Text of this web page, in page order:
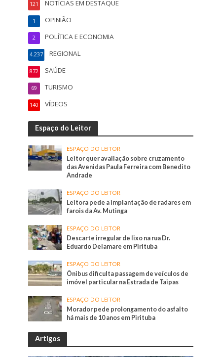
NOTÍCIAS EM DESTAQUE
121
OPINIÃO
1
POLÍTICA E ECONOMIA
2
REGIONAL
4.237
SAÚDE
872
TURISMO
69
VÍDEOS
140
Espaço do Leitor
ESPAÇO DO LEITOR
Leitor quer avaliação sobre cruzamento
das Avenidas Paula Ferreira com Benedito
Andrade
ESPAÇO DO LEITOR
Leitora pede a implantação de radares em
farois da Av. Mutinga
ESPAÇO DO LEITOR
Descarte irregular de lixo na rua Dr.
Eduardo Delamare em Pirituba
ESPAÇO DO LEITOR
Ônibus dificulta passagem de veículos de
imóvel particular na Estrada de Taipas
ESPAÇO DO LEITOR
Morador pede prolongamento do asfalto
há mais de 10 anos em Pirituba
Artigos